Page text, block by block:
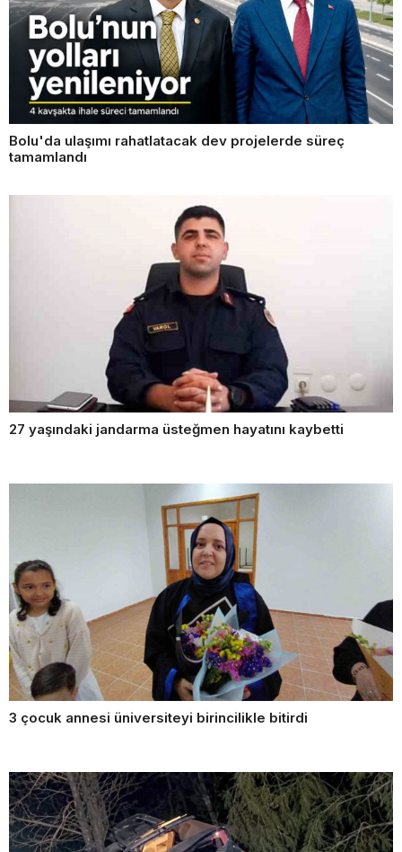
Bolu'da ulaşımı rahatlatacak dev projelerde süreç
tamamlandı
27 yaşındaki jandarma üsteğmen hayatını kaybetti
3 çocuk annesi üniversiteyi birincilikle bitirdi